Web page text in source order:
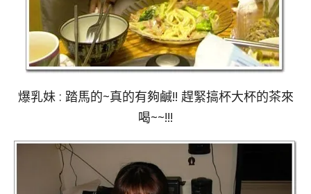
爆乳妹 : 踏馬的~真的有夠鹹!! 趕緊搞杯大杯的茶來
喝~~!!!